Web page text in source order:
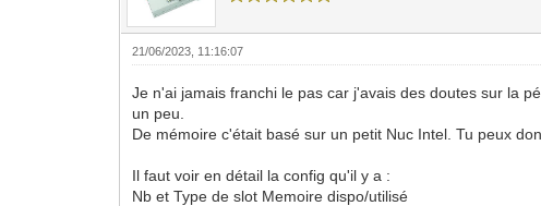
21/06/2023, 11:16:07
Je n'ai jamais franchi le pas car j'avais des doutes sur la
un peu.
De mémoire c'était basé sur un petit Nuc Intel. Tu peux
Il faut voir en détail la config qu'il y a :
Nb et Type de slot Memoire dispo/utilisé